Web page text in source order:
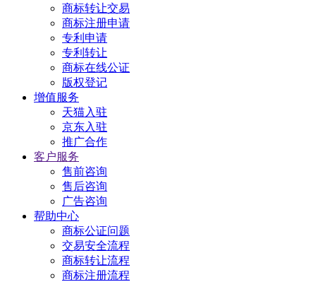
商标转让交易
商标注册申请
专利申请
专利转让
商标在线公证
版权登记
增值服务
天猫入驻
京东入驻
推广合作
客户服务
售前咨询
售后咨询
广告咨询
帮助中心
商标公证问题
交易安全流程
商标转让流程
商标注册流程